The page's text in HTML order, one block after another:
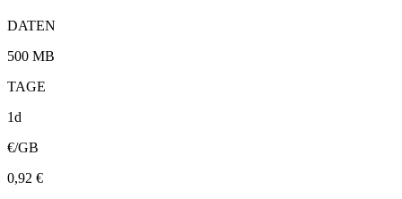
DATEN
500 MB
TAGE
1d
€/GB
0,92 €